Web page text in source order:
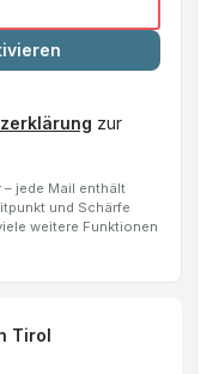
zur
jede Mail enthält
und Schärfe
weitere Funktionen
Tirol